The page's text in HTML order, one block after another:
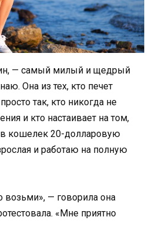
— самый милый и щедрый
Она из тех, кто печет
так, кто никогда не
и кто настаивает на том,
кошелек 20-долларовую
и работаю на полную
возьми», — говорила она
«Мне приятно